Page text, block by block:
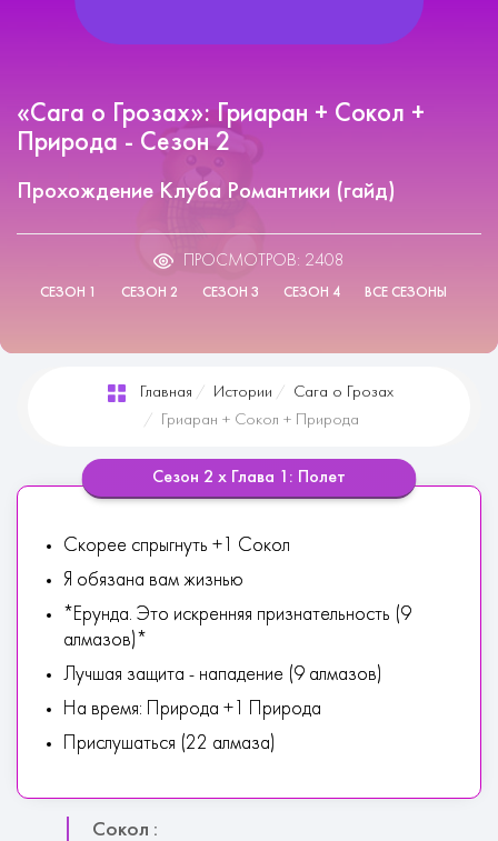
«Сага о Грозах»: Гриаран + Сокол +
Природа - Сезон 2
Прохождение Клуба Романтики (гайд)
ПРОСМОТРОВ: 2408
СЕЗОН 1 СЕЗОН 2 СЕЗОН 3 СЕЗОН 4 ВСЕ СЕЗОНЫ
Главная Истории
Сага о Грозах
Гриаран + Сокол + Природа
Сезон 2 х Глава 1: Полет
Скорее спрыгнуть +1 Сокол
Я обязана вам жизнью
*Ерунда. Это искренняя признательность (9
алмазов)*
Лучшая защита - нападение (9 алмазов)
На время: Природа +1 Природа
Прислушаться (22 алмаза)
Сокол :